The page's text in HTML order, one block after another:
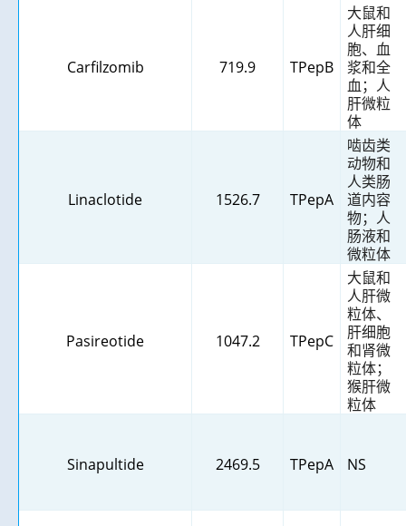
Carfilzomib 719.9 TPepB
大鼠和
人肝细
胞、血
浆和全
血；人
肝微粒
体
Linaclotide 1526.7 TPepA
啮齿类
动物和
人类肠
道内容
物；人
肠液和
微粒体
Pasireotide 1047.2 TPepC
大鼠和
人肝微
粒体、
肝细胞
和肾微
粒体；
猴肝微
粒体
Sinapultide 2469.5 TPepA NS